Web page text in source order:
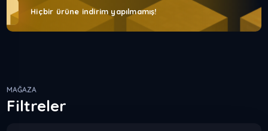
Hiçbir ürüne indirim yapılmamış!
MAĞAZA
Filtreler